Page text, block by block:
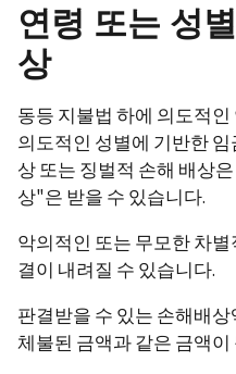
연령 또는 성
상
동등 지불법 하에 의도적
의도적인 성별에 기반한
상 또는 징벌적 손해 배상
상"은 받을 수 있습니다.
악의적인 또는 무모한 차
결이 내려질 수 있습니다.
판결받을 수 있는 손해배
체불된 금액과 같은 금액이